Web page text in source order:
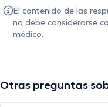
El contenido de las
no debe considerarse
médico.
Otras preguntas